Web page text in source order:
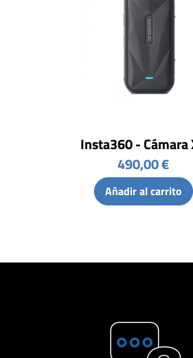
Insta360 - Cámara
490,00 €
Añadir al carrito